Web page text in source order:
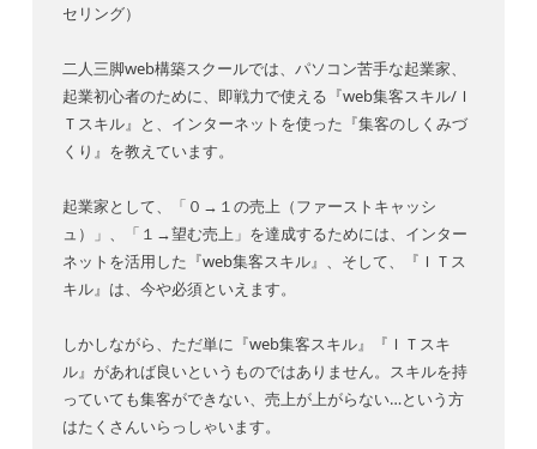
セリング）
二人三脚web構築スクールでは、パソコン苦手な起業家、
起業初心者のために、即戦力で使える『web集客スキル/Ｉ
Ｔスキル』と、インターネットを使った『集客のしくみづ
くり』を教えています。
起業家として、「０→１の売上（ファーストキャッシ
ュ）」、「１→望む売上」を達成するためには、インター
ネットを活用した『web集客スキル』、そして、『ＩＴス
キル』は、今や必須といえます。
しかしながら、ただ単に『web集客スキル』『ＩＴスキ
ル』があれば良いというものではありません。スキルを持
っていても集客ができない、売上が上がらない…という方
はたくさんいらっしゃいます。